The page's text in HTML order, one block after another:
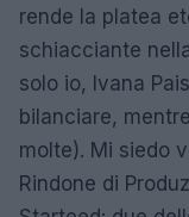
rende la platea
schiacciante
solo io, Ivana
bilanciare,
molte). Mi siedo
Rindone di